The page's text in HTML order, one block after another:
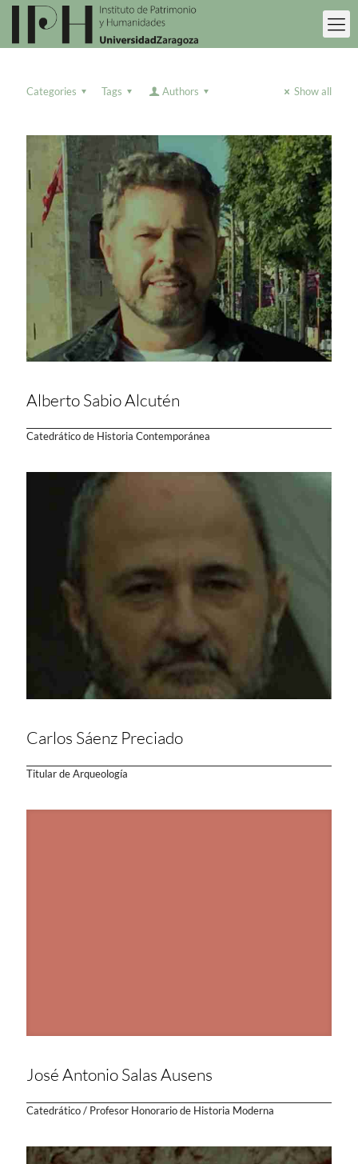
Categories Tags Authors Show all
Alberto Sabio Alcutén
Catedrático de Historia Contemporánea
Carlos Sáenz Preciado
Titular de Arqueología
José Antonio Salas Ausens
Catedrático / Profesor Honorario de Historia Moderna